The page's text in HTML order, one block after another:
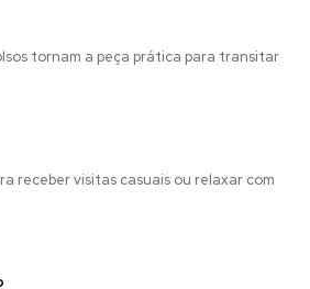
tornam a peça prática para transitar
receber visitas casuais ou relaxar com